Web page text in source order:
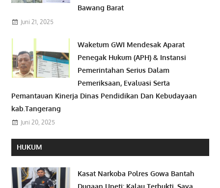
Bawang Barat
Juni 21, 2025
Waketum GWI Mendesak Aparat
Penegak Hukum (APH) & Instansi
Pemerintahan Serius Dalam
Pemeriksaan, Evaluasi Serta
Pemantauan Kinerja Dinas Pendidikan Dan Kebudayaan
kab.Tangerang
Juni 20, 2025
HUKUM
Kasat Narkoba Polres Gowa Bantah
Dugaan Upeti: Kalau Terbukti, Saya